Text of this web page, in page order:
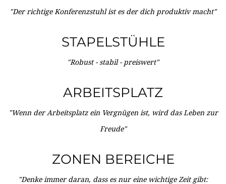
"Der richtige Konferenzstuhl ist es der dich produktiv macht"
STAPELSTÜHLE
"Robust - stabil - preiswert"
ARBEITSPLATZ
"Wenn der Arbeitsplatz ein Vergnügen ist, wird das Leben zur
Freude"
ZONEN BEREICHE
"Denke immer daran, dass es nur eine wichtige Zeit gibt: